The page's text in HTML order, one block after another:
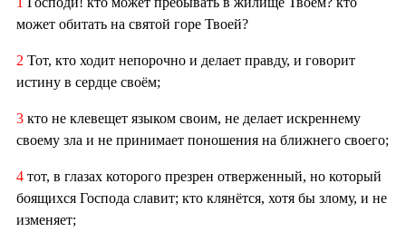
может обитать на святой горе Твоей?
2 Тот, кто ходит непорочно и делает правду, и говорит
истину в сердце своём;
3 кто не клевещет языком своим, не делает искреннему
своему зла и не принимает поношения на ближнего своего;
4 тот, в глазах которого презрен отверженный, но который
боящихся Господа славит; кто клянётся, хотя бы злому, и не
изменяет;